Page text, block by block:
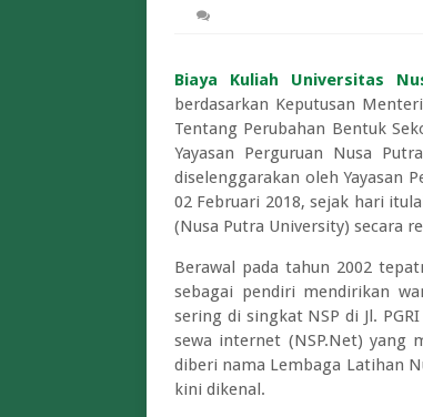
Limit dan Tips War
Limit dan Biaya Tukar
Cara Tukar
Lowongan
Biaya Kuliah Universitas
berdasarkan Keputusan
Tentang Perubahan Bentuk
Yayasan Perguruan Nusa
diselenggarakan oleh Yayasan
02 Februari 2018, sejak hari
(Nusa Putra University) secara
Berawal pada tahun 2002
sebagai pendiri mendirikan
sering di singkat NSP di Jl.
sewa internet (NSP.Net) yang
diberi nama Lembaga Latihan
kini dikenal.